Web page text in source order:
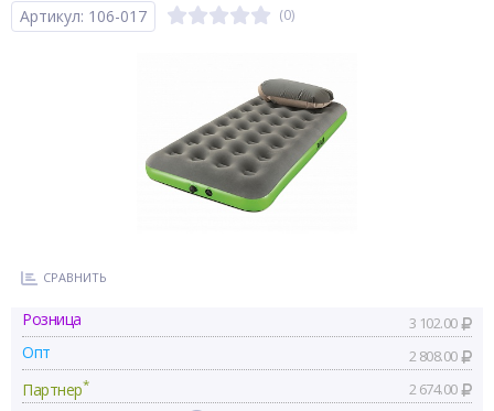
Артикул: 106-017 (0)
СРАВНИТЬ
Розница 3 102.00
Опт 2 808.00
Партнер* 2 674.00